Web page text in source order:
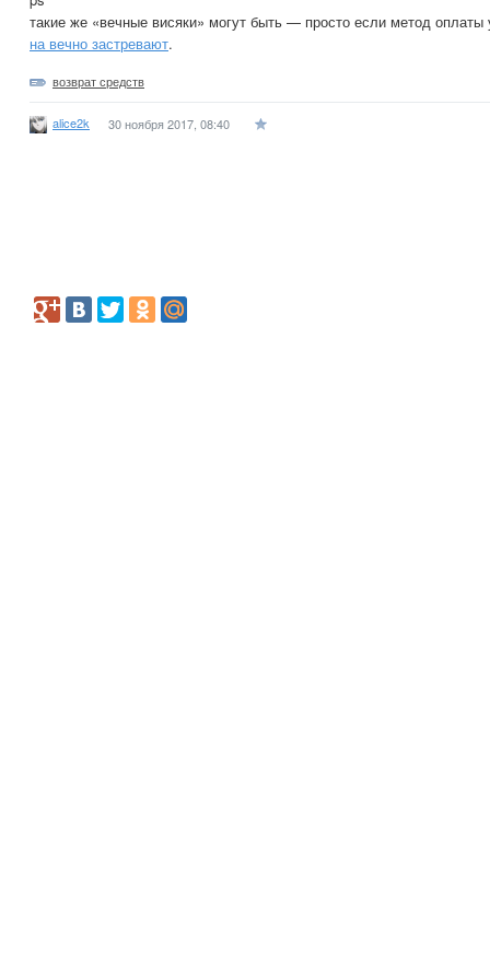
такие же «вечные висяки» могут быть — просто если метод
на вечно застревают.
возврат средств
alice2k 30 ноября 2017, 08:40